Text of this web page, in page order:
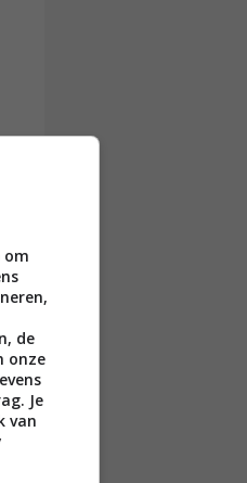
om
de
onze
Je
van